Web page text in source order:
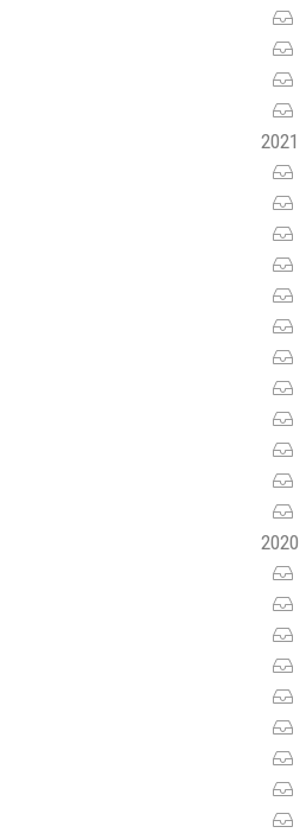
2021
2020